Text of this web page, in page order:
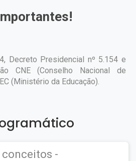
Decreto Presidencial nº 5.154 e
CNE (Conselho Nacional de
(Ministério da Educação).
conceitos -